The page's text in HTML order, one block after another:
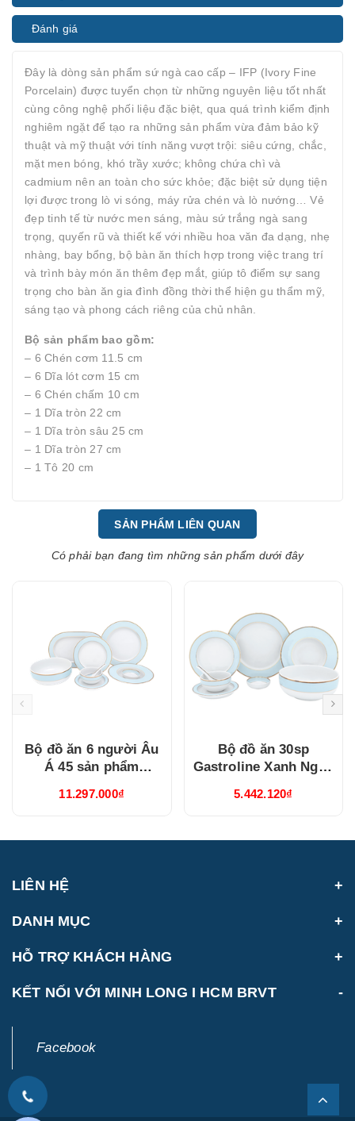
Đánh giá
Đây là dòng sản phẩm sứ ngà cao cấp – IFP (Ivory Fine
Porcelain) được tuyển chọn từ những nguyên liệu tốt nhất
cùng công nghệ phối liệu đặc biệt, qua quá trình kiểm định
nghiêm ngặt để tạo ra những sản phẩm vừa đảm bảo kỹ
thuật và mỹ thuật với tính năng vượt trội: siêu cứng, chắc,
mặt men bóng, khó trầy xước; không chứa chì và
cadmium nên an toàn cho sức khỏe; đặc biệt sử dụng tiện
lợi được trong lò vi sóng, máy rửa chén và lò nướng… Vẻ
đẹp tinh tế từ nước men sáng, màu sứ trắng ngà sang
trọng, quyến rũ và thiết kế với nhiều hoa văn đa dạng, nhẹ
nhàng, bay bổng, bộ bàn ăn thích hợp trong việc trang trí
và trình bày món ăn thêm đẹp mắt, giúp tô điểm sự sang
trọng cho bàn ăn gia đình đồng thời thể hiện gu thẩm mỹ,
sáng tạo và phong cách riêng của chủ nhân.
Bộ sản phẩm bao gồm:
– 6 Chén cơm 11.5 cm
– 6 Dĩa lót cơm 15 cm
– 6 Chén chấm 10 cm
– 1 Dĩa tròn 22 cm
– 1 Dĩa tròn sâu 25 cm
– 1 Dĩa tròn 27 cm
– 1 Tô 20 cm
SẢN PHẨM LIÊN QUAN
Có phải bạn đang tìm những sản phẩm dưới đây
Bộ đồ ăn 6 người Âu
Á 45 sản phẩm
(4506AA489)
11.297.000₫
Bộ đồ ăn 30sp
Gastroline Xanh Ngọc
5.442.120₫
LIÊN HỆ
DANH MỤC
HỖ TRỢ KHÁCH HÀNG
KẾT NỐI VỚI MINH LONG I HCM BRVT
Facebook